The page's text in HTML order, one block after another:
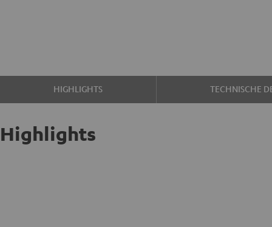
HIGHLIGHTS TECHNISCHE
Highlights